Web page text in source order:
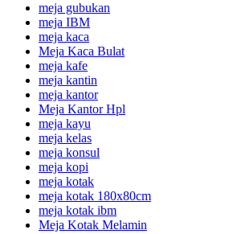
meja gubukan
meja IBM
meja kaca
Meja Kaca Bulat
meja kafe
meja kantin
meja kantor
Meja Kantor Hpl
meja kayu
meja kelas
meja konsul
meja kopi
meja kotak
meja kotak 180x80cm
meja kotak ibm
Meja Kotak Melamin